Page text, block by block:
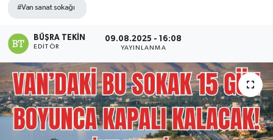
#Van sanat sokağı
BÜŞRA TEKIN
EDITÖR
09.08.2025 - 16:08
YAYINLANMA